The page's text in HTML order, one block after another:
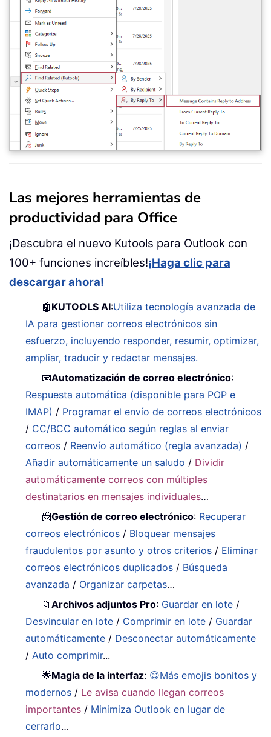
Las mejores herramientas de
productividad para Office
¡Descubra el nuevo Kutools para Outlook con
100+ funciones increíbles!¡Haga clic para
descargar ahora!
🤖 KUTOOLS AI:Utiliza tecnología avanzada de
IA para gestionar correos electrónicos sin
esfuerzo, incluyendo responder, resumir, optimizar,
ampliar, traducir y redactar mensajes.
📧Automatización de correo electrónico:
Respuesta automática (disponible para POP e
IMAP) / Programar el envío de correos electrónicos
/ CC/BCC automático según reglas al enviar
correos / Reenvío automático (regla avanzada) /
Añadir automáticamente un saludo / Dividir
automáticamente correos con múltiples
destinatarios en mensajes individuales…
📨Gestión de correo electrónico: Recuperar
correos electrónicos / Bloquear mensajes
fraudulentos por asunto y otros criterios / Eliminar
correos electrónicos duplicados / Búsqueda
avanzada / Organizar carpetas…
📁Archivos adjuntos Pro: Guardar en lote /
Desvincular en lote / Comprimir en lote / Guardar
automáticamente / Desconectar automáticamente
/ Auto comprimir...
🌟Magia de la interfaz: 😊Más emojis bonitos y
modernos / Le avisa cuando llegan correos
importantes / Minimiza Outlook en lugar de
cerrarlo…